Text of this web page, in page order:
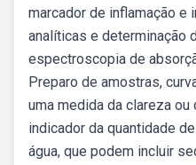
marcador de inflamação e
analíticas e determinação
espectroscopia de
Preparo de amostras,
uma medida da clareza ou
indicador da quantidade
água, que podem incluir